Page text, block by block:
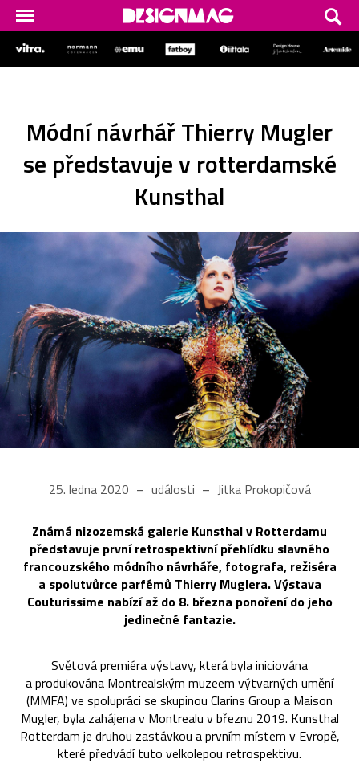
Módní návrhář Thierry Mugler
se představuje v rotterdamské
Kunsthal
25. ledna 2020 události Jitka Prokopičová
Známá nizozemská galerie Kunsthal v Rotterdamu
představuje první retrospektivní přehlídku slavného
francouzského módního návrháře, fotografa, režiséra
a spolutvůrce parfémů Thierry Muglera. Výstava
Couturissime nabízí až do 8. března ponoření do jeho
jedinečné fantazie.
Světová premiéra výstavy, která byla iniciována
a produkována Montrealským muzeem výtvarných umění
(MMFA) ve spolupráci se skupinou Clarins Group a Maison
Mugler, byla zahájena v Montrealu v březnu 2019. Kunsthal
Rotterdam je druhou zastávkou a prvním místem v Evropě,
které předvádí tuto velkolepou retrospektivu.